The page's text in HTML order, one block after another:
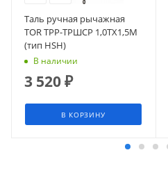
Таль ручная рычажная
TOR ТРР-ТРШСР 1,0ТХ1,5М
(тип HSH)
В наличии
3 520₽
В КОРЗИНУ